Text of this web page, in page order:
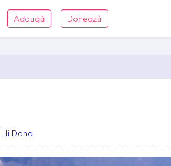
Adaugă Donează
Lili Dana